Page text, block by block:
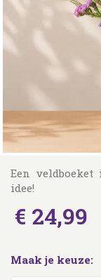
Een
idee!
€ 24,99
Maak je keuze: